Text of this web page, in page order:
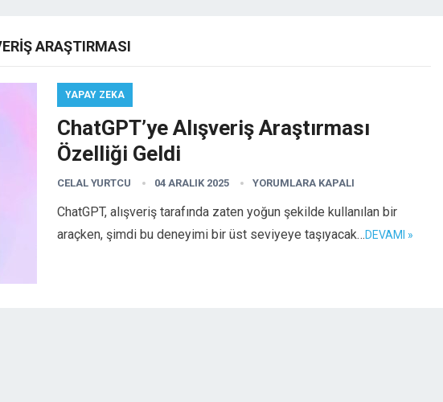
ARAŞTIRMASI
YAPAY ZEKA
ChatGPT’ye Alışveriş Araştırması
Özelliği Geldi
CELAL YURTCU 04 ARALIK 2025 YORUMLARA KAPALI
ChatGPT, alışveriş tarafında zaten yoğun şekilde kullanılan bir
araçken, şimdi bu deneyimi bir üst seviyeye taşıyacak…DEVAMI »